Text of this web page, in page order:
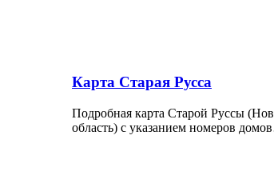
Карта Старая Русса
Подробная карта Старой Руссы
область) с указанием номеров